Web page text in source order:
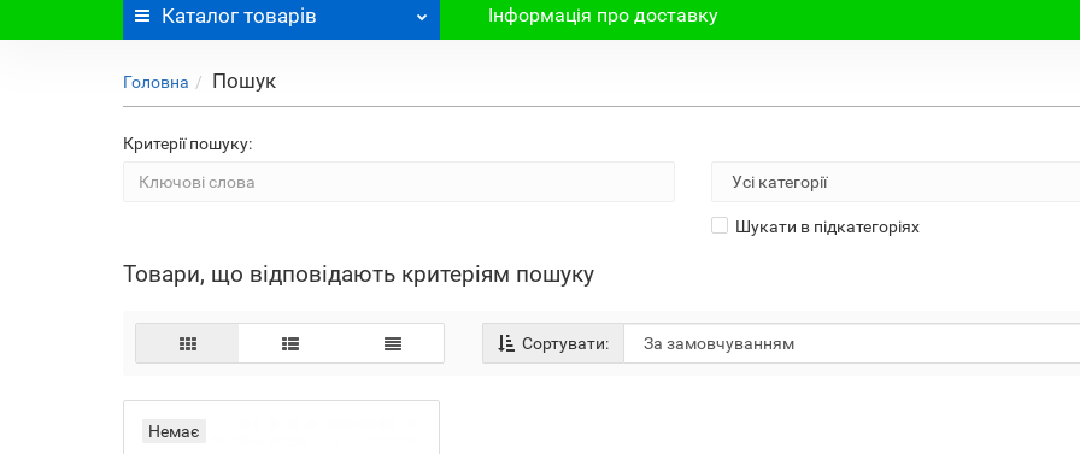
Каталог товарів Інформація про доставку
Головна Пошук
Критерії пошуку:
Шукати в підкатегоріях
Товари, що відповідають критеріям пошуку
Сортувати:
Немає